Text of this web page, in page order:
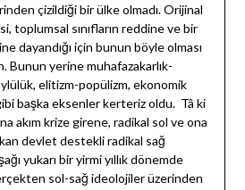
çizildiği bir ülke olmadı. Orijinal
toplumsal sınıfların reddine ve bir
dayandığı için bunun böyle olması
Bunun yerine muhafazakarlık-
elitizm-popülizm, ekonomik
başka eksenler kerteriz oldu. Tâ ki
akım krize girene, radikal sol ve ona
devlet destekli radikal sağ
yukarı bir yirmi yıllık dönemde
sol-sağ ideolojiler üzerinden